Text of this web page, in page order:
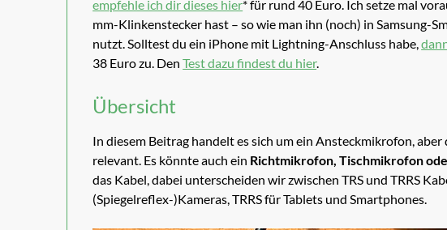
empfehle ich dir dieses hier* für rund 40 Euro. Ich setze mal
mm-Klinkenstecker hast – so wie man ihn (noch) in Samsung-
nutzt. Solltest du ein iPhone mit Lightning-Anschluss habe,
38 Euro zu. DenTest dazu findest du hier.
Übersicht
In diesem Beitrag handelt es sich um ein Ansteckmikrofon,
relevant. Es könnte auch ein Richtmikrofon, Tischmikrofon
das Kabel, dabei unterscheiden wir zwischen TRS und TRRS
(Spiegelreflex-)Kameras, TRRS für Tablets und Smartphones.